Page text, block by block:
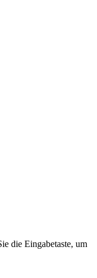
die Eingabetaste, um